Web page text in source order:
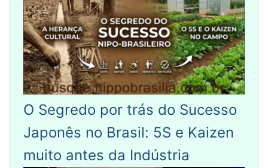
O Segredo por trás do Sucesso
Japonês no Brasil: 5S e Kaizen
muito antes da Indústria